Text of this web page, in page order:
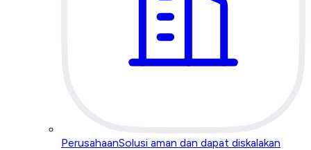
PerusahaanSolusi aman dan dapat diskalakan